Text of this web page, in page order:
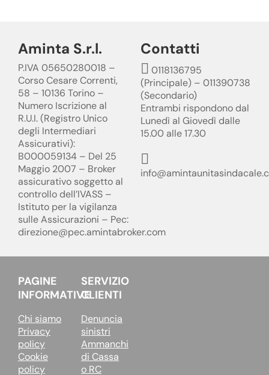
Aminta S.r.l.
P.IVA 05650280018 –
Corso Cesare Correnti,
58 – 10136 Torino –
Numero Iscrizione al
R.U.I. (Registro Unico
degli Intermediari
Assicurativi):
B000059134 – Del 25
Maggio 2007 – Broker
assicurativo soggetto al
controllo dell’IVASS –
Istituto per la vigilanza
sulle Assicurazioni – Pec:
direzione@pec.amintabroker.com
Contatti
0118136795
(Principale) – 011390738
(Secondario)
Entrambi rispondono dal
Lunedì al Giovedì dalle
15.00 alle 17.30
PAGINE
INFORMATIVE
Chi siamo
Privacy
policy
Cookie
policy
SERVIZIO
CLIENTI
Denuncia
sinistri
Ammanchi
di Cassa
o RC